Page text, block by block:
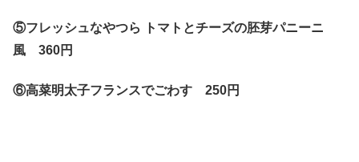
⑤フレッシュなやつら トマトとチーズの胚芽パニーニ
風 360円
⑥高菜明太子フランスでごわす 250円